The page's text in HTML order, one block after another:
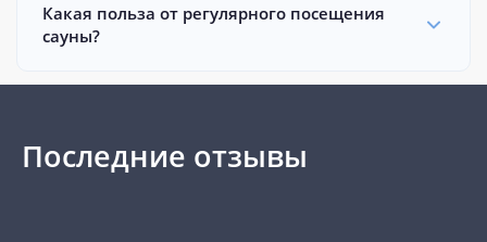
Какая польза от регулярного посещения
сауны?
Последние отзывы